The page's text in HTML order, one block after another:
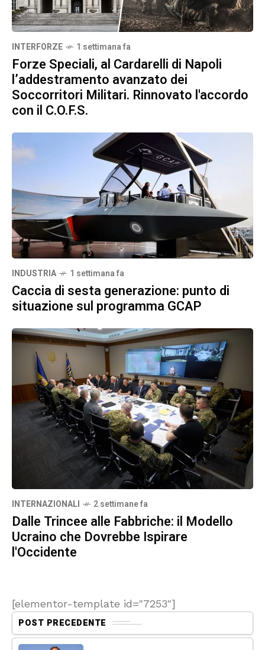
INTERFORZE 1 settimana fa
Forze Speciali, al Cardarelli di Napoli
l’addestramento avanzato dei
Soccorritori Militari. Rinnovato l'accordo
con il C.O.F.S.
INDUSTRIA 1 settimana fa
Caccia di sesta generazione: punto di
situazione sul programma GCAP
INTERNAZIONALI 2 settimane fa
Dalle Trincee alle Fabbriche: il Modello
Ucraino che Dovrebbe Ispirare
l'Occidente
[elementor-template id="7253"]
POST PRECEDENTE